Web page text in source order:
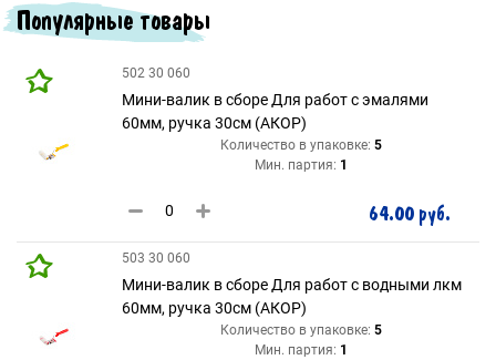
Популярные товары
502 30 060
Мини-валик в сборе Для работ с эмалями
60мм, ручка 30см (АКОР)
Количество в упаковке: 5
Мин. партия: 1
64.00 руб.
503 30 060
Мини-валик в сборе Для работ с водными лкм
60мм, ручка 30см (АКОР)
Количество в упаковке: 5
Мин. партия: 1